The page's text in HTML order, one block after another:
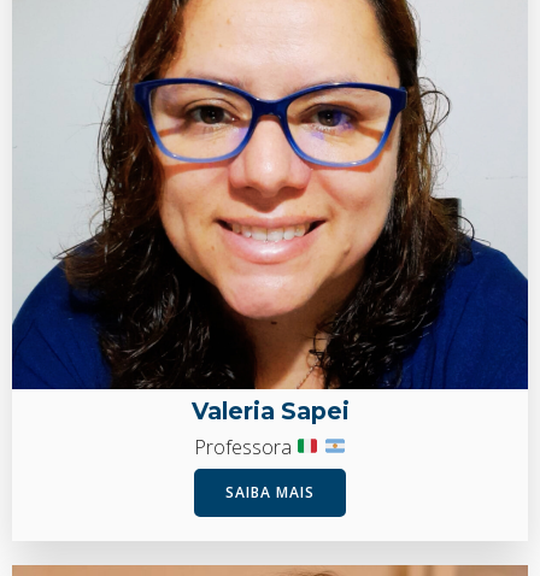
Valeria Sapei
Professora
SAIBA MAIS